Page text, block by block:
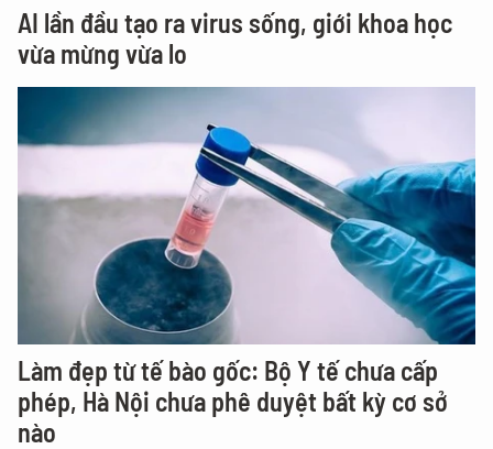
AI lần đầu tạo ra virus sống, giới khoa học
vừa mừng vừa lo
Làm đẹp từ tế bào gốc: Bộ Y tế chưa cấp
phép, Hà Nội chưa phê duyệt bất kỳ cơ sở
nào